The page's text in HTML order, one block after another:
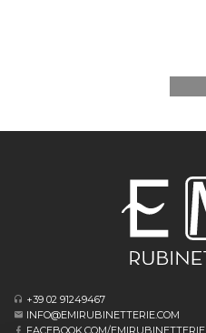
+39 02 91249467
INFO@EMIRUBINETTERIE.COM
FACEBOOK.COM/EMIRUBINETTERIE